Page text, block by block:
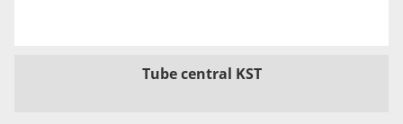
Tube central KST